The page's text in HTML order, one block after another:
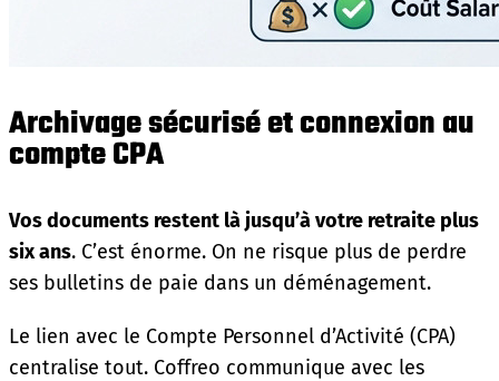
Archivage sécurisé et connexion au
compte CPA
Vos documents restent là jusqu’à votre retraite plus
six ans. C’est énorme. On ne risque plus de perdre
ses bulletins de paie dans un déménagement.
Le lien avec le Compte Personnel d’Activité (CPA)
centralise tout. Coffreo communique avec les